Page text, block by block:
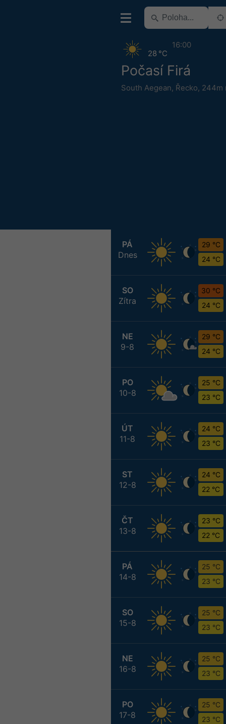
Počasí Firá
South Aegean, Řecko, 244m
28 °C
16:00
PÁ
Dnes
29 °C
24 °C
SO
Zítra
30 °C
24 °C
NE
9-8
29 °C
24 °C
PO
10-8
25 °C
23 °C
ÚT
11-8
24 °C
23 °C
ST
12-8
24 °C
22 °C
ČT
13-8
23 °C
22 °C
PÁ
14-8
25 °C
23 °C
SO
15-8
25 °C
23 °C
NE
16-8
25 °C
23 °C
PO
17-8
25 °C
23 °C